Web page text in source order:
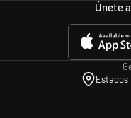
Únete
Estados